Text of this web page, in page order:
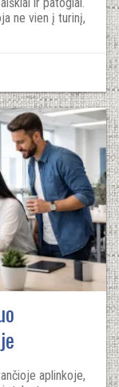
ne vien į turinį,
aplinkoje,